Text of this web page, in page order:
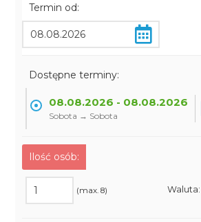
Termin od:
Dostępne terminy:
08.08.2026 - 08.08.2026
Sobota → Sobota
Ilość osób:
(max. 8) Waluta: